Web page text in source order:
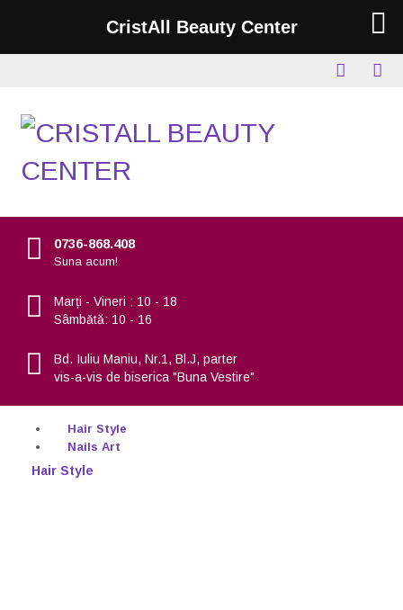
0736-868.408
Suna acum!
Marți - Vineri : 10 - 18
Sâmbătă: 10 - 16
Bd. Iuliu Maniu, Nr.1, Bl.J, parter
vis-a-vis de biserica "Buna Vestire"
Hair Style
Nails Art
Hair Style
CristAll Beauty Center